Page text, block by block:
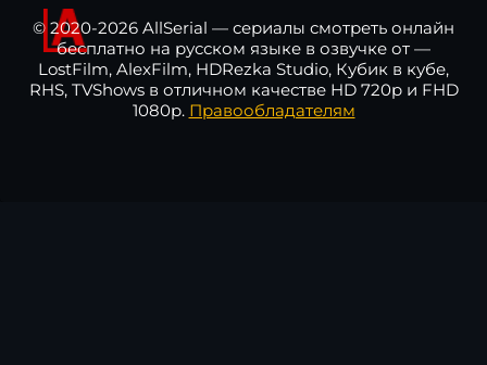
© 2020-2026 AllSerial — сериалы смотреть онлайн
бесплатно на русском языке в озвучке от —
LostFilm, AlexFilm, HDRezka Studio, Кубик в кубе,
RHS, TVShows в отличном качестве HD 720p и FHD
1080p. Правообладателям